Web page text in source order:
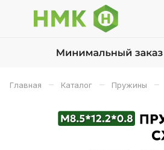
Главная – Каталог – Пружины –